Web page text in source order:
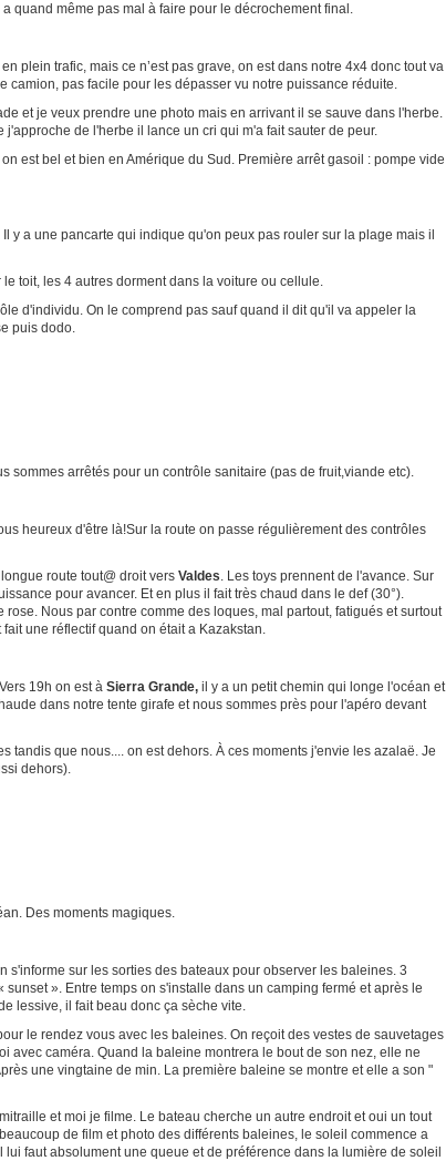
quand même pas mal à faire pour le décrochement final.
plein trafic, mais ce n’est pas grave, on est dans notre 4x4 donc tout va
camion, pas facile pour les dépasser vu notre puissance réduite.
et je veux prendre une photo mais en arrivant il se sauve dans l'herbe.
de l'herbe il lance un cri qui m'a fait sauter de peur.
est bel et bien en Amérique du Sud. Première arrêt gasoil : pompe vide
y a une pancarte qui indique qu'on peux pas rouler sur la plage mais il
toit, les 4 autres dorment dans la voiture ou cellule.
d'individu. On le comprend pas sauf quand il dit qu'il va appeler la
puis dodo.
sommes arrêtés pour un contrôle sanitaire (pas de fruit,viande etc).
heureux d'être là!Sur la route on passe régulièrement des contrôles
route tout@ droit vers Valdes. Les toys prennent de l'avance. Sur
pour avancer. Et en plus il fait très chaud dans le def (30°).
Nous par contre comme des loques, mal partout, fatigués et surtout
une réflectif quand on était a Kazakstan.
19h on est à Sierra Grande, il y a un petit chemin qui longe l'océan et
dans notre tente girafe et nous sommes près pour l'apéro devant
tandis que nous.... on est dehors. À ces moments j'envie les azalaë. Je
dehors).
Des moments magiques.
s'informe sur les sorties des bateaux pour observer les baleines. 3
». Entre temps on s'installe dans un camping fermé et après le
lessive, il fait beau donc ça sèche vite.
le rendez vous avec les baleines. On reçoit des vestes de sauvetages
avec caméra. Quand la baleine montrera le bout de son nez, elle ne
une vingtaine de min. La première baleine se montre et elle a son "
et moi je filme. Le bateau cherche un autre endroit et oui un tout
de film et photo des différents baleines, le soleil commence a
faut absolument une queue et de préférence dans la lumière de soleil